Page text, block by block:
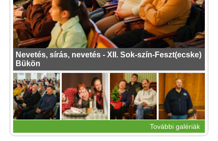
Nevetés, sírás, nevetés - XII. Sok-szín-Feszt(ecske)
Bükön
További galériák